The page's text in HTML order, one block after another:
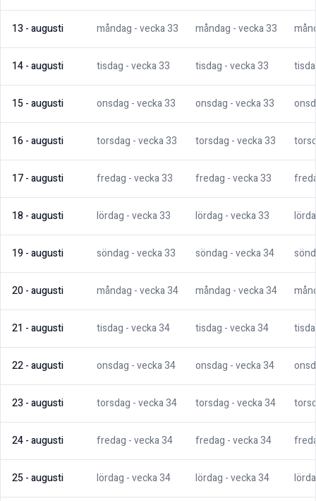
13 -augusti måndag - vecka33 måndag - vecka33
14-augusti tisdag - vecka33 tisdag - vecka33
15-augusti onsdag - vecka33 onsdag - vecka33
16-augusti torsdag - vecka33 torsdag - vecka33
17-augusti fredag - vecka33 fredag - vecka33
18-augusti lördag - vecka33 lördag - vecka33
19-augusti söndag - vecka33 söndag - vecka34
20-augusti måndag - vecka34 måndag - vecka34
21 -augusti tisdag - vecka34 tisdag - vecka34
22-augusti onsdag - vecka34 onsdag - vecka34
23 -augusti torsdag - vecka34 torsdag - vecka34
24-augusti fredag - vecka34 fredag - vecka34
25-augusti lördag - vecka34 lördag - vecka34